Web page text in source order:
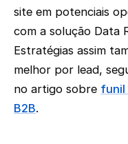
site em potenciais
com a solução Data
Estratégias assim
melhor por lead,
no artigo sobre funil
B2B.